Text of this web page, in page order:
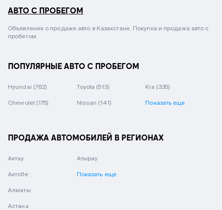
АВТО С ПРОБЕГОМ
Объявления о продаже авто в Казахстане. Покупка и продажа авто с
пробегом.
ПОПУЛЯРНЫЕ АВТО С ПРОБЕГОМ
Hyundai (762) Toyota (513) Kia (335)
Chevrolet (175) Nissan (141) Показать еще
ПРОДАЖА АВТОМОБИЛЕЙ В РЕГИОНАХ
Актау
Актобе
Алматы
Астана
Атырау
Показать еще